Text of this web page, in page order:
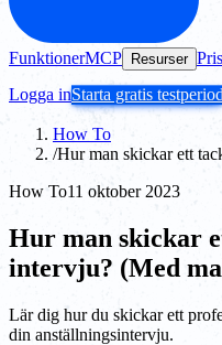
FunktionerMCP Resurser
Logga inStarta gratis testperiod
How To
/Hur man skickar ett
How To11 oktober 2023
Hur man skickar
intervju? (Med
Lär dig hur du skickar ett
din anställningsintervju.